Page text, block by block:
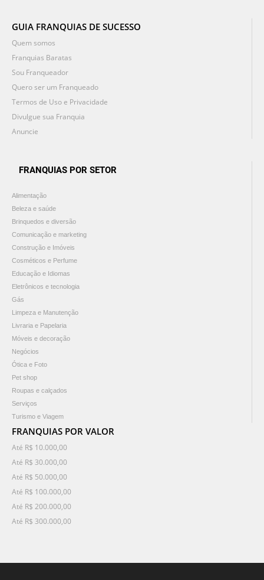
GUIA FRANQUIAS DE SUCESSO
Quem somos
Franquias Baratas
Sou Franqueador
Quero ser um Franqueado
Termos de Uso e Privacidade
Divulgue sua Franquia
Anuncie
FRANQUIAS POR SETOR
Alimentação
Beleza e saúde
Brinquedos e diversão
Comunicação e marketing
Construção e Imóveis
Cosméticos e Perfume
Educação e Idiomas
Eletrônicos e tecnologia
Gás
Limpeza e Manutenção
Livraria e Papelaria
Móveis e decoração
Negócios
Ótica e Foto
Pet shop
Roupas e calçados
Serviços
Turismo e Viagem
FRANQUIAS POR VALOR
Até R$ 10.000,00
Até R$ 30.000,00
Até R$ 50.000,00
Até R$ 100.000,00
Até R$ 200.000,00
Até R$ 300.000,00